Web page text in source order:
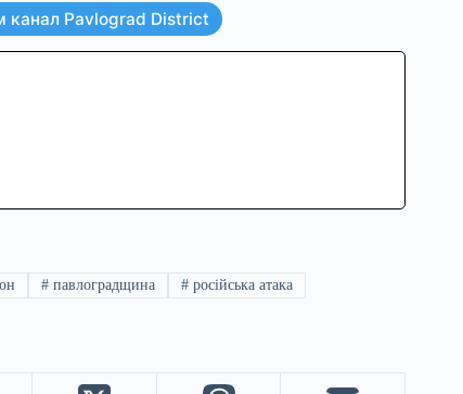
канал Pavlograd District
# павлоградщина #російська атака